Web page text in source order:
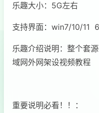
乐趣大小：5G左右
支持界面：win7/10/11
乐趣介绍说明：整个套
域网外网架设视频教程
重要说明必看！！：